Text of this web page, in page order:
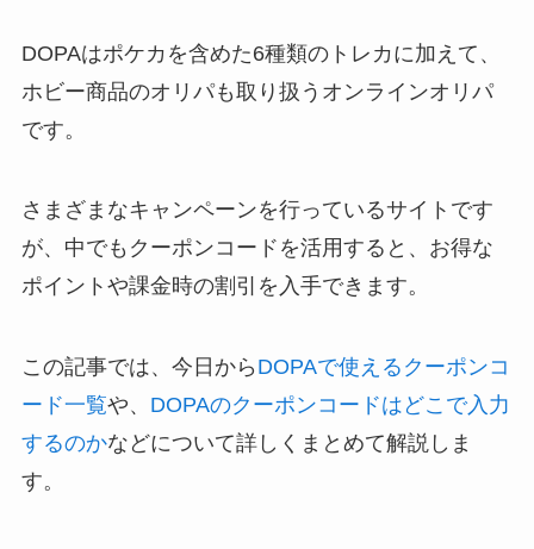
DOPAはポケカを含めた6種類のトレカに加えて、
ホビー商品のオリパも取り扱うオンラインオリパ
です。
さまざまなキャンペーンを行っているサイトです
が、中でもクーポンコードを活用すると、お得な
ポイントや課金時の割引を入手できます。
この記事では、今日から DOPAで使えるクーポンコ
ード一覧や、 DOPAのクーポンコードはどこで入力
するのかなどについて詳しくまとめて解説しま
す。